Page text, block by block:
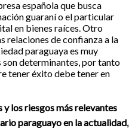
española que busca
guaraní o el particular
en bienes raíces. Otro
relaciones de confianza a la
paraguaya es muy
determinantes, por tanto
tener éxito debe tener en
y los riesgos más relevantes
paraguayo en la actualidad,